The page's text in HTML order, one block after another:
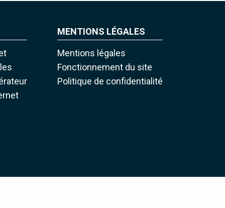
MENTIONS LÉGALES
Mentions légales
Fonctionnement du site
Politique de confidentialité